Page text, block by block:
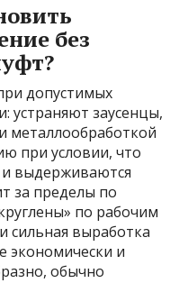
без
допустимых
устраняют заусенцы,
металлообработкой
при условии, что
и выдерживаются
за пределы по
по рабочим
сильная выработка
экономически и
обычно